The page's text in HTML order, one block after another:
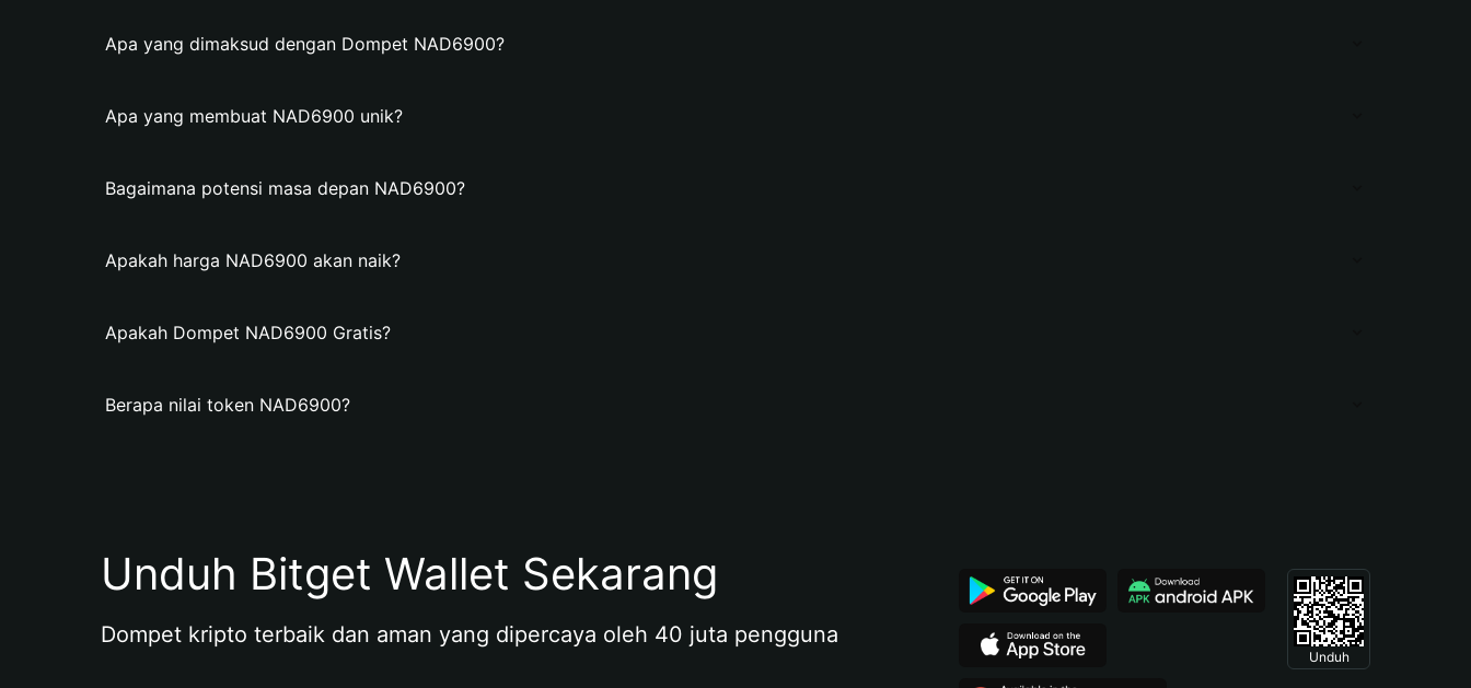
Apa yang dimaksud dengan Dompet NAD6900?
Apa yang membuat NAD6900 unik?
Bagaimana potensi masa depan NAD6900?
Apakah harga NAD6900 akan naik?
Apakah Dompet NAD6900 Gratis?
Berapa nilai token NAD6900?
Unduh Bitget Wallet Sekarang
Dompet kripto terbaik dan aman yang dipercaya oleh 40 juta pengguna
Unduh